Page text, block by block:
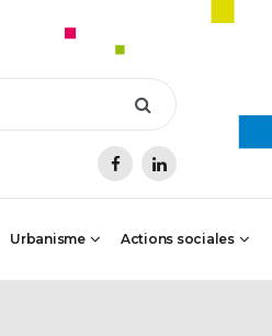
Urbanisme Actions sociales